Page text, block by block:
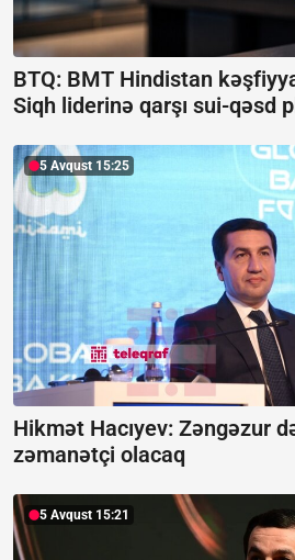
BTQ: BMT Hindistan
Siqh liderinə qarşı sui-qəsd
5 Avqust 15:25
Hikmət Hacıyev: Zəngəzur
zəmanətçi olacaq
5 Avqust 15:21